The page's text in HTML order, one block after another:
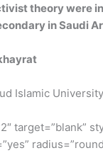
theory were
in Saudi
Islamic
target=”blank”